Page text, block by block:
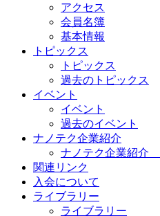
アクセス
会員名簿
基本情報
トピックス
トピックス
過去のトピックス
イベント
イベント
過去のイベント
ナノテク企業紹介
ナノテク企業紹介
関連リンク
入会について
ライブラリー
ライブラリー